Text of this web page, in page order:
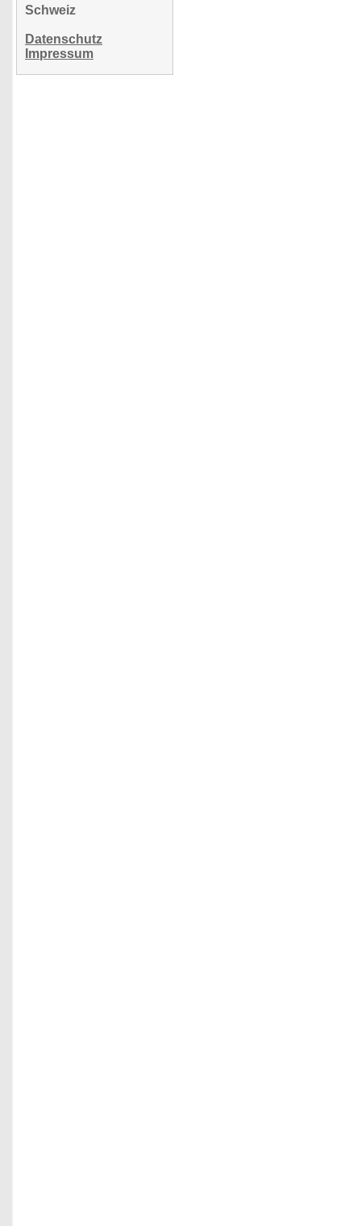
Schweiz
Datenschutz
Impressum